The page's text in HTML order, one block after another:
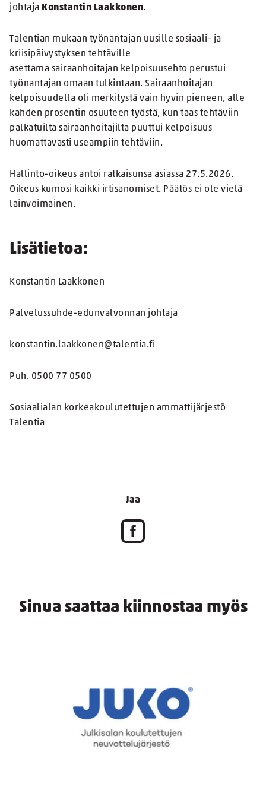
johtaja Konstantin Laakkonen.
Talentian mukaan työnantajan uusille sosiaali- ja
kriisipäivystyksen tehtäville
asettama sairaanhoitajan kelpoisuusehto perustui
työnantajan omaan tulkintaan. Sairaanhoitajan
kelpoisuudella oli merkitystä vain hyvin pieneen, alle
kahden prosentin osuuteen työstä, kun taas tehtäviin
palkatuilta sairaanhoitajilta puuttui kelpoisuus
huomattavasti useampiin tehtäviin.
Hallinto-oikeus antoi ratkaisunsa asiassa 27.5.2026.
Oikeus kumosi kaikki irtisanomiset. Päätös ei ole vielä
lainvoimainen.
Lisätietoa:
Konstantin Laakkonen
Palvelussuhde-edunvalvonnan johtaja
konstantin.laakkonen@talentia.fi
Puh. 0500 77 0500
Sosiaalialan korkeakoulutettujen ammattijärjestö
Talentia
Jaa
Sinua saattaa kiinnostaa myös